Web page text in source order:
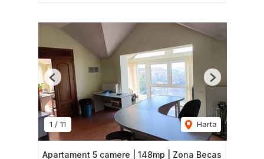
1 / 11 Harta
Previous Next
Apartament 5 camere | 148mp | Zona Becas